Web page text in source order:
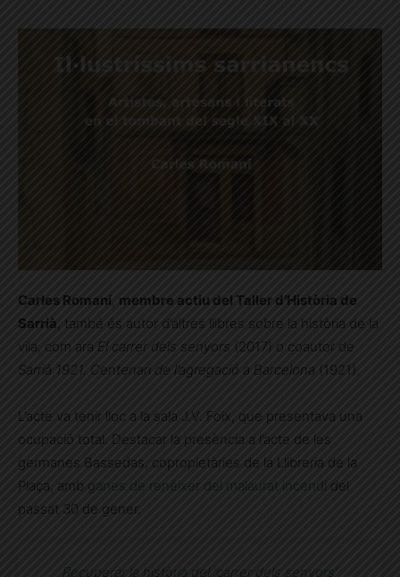
Carles Romaní membre actiu del Taller d’Història de
Sarrià , també és autor d’altres llibres sobre la història de la
vila, com ara El carrer dels senyors (2017) o coautor de
Sarrià 1921. Centenari de l’agregació a Barcelona (1921).
L’acte va tenir lloc a la sala J.V. Foix, que presentava una
ocupació total. Destacar la presència a l’acte de les
germanes Bassedas, copropietàries de la Llibreria de la
Plaça, amb ganes de renéixer del malaurat incendi del
passat 30 de gener.
Recuperar la història del ‘carrer dels senyors’